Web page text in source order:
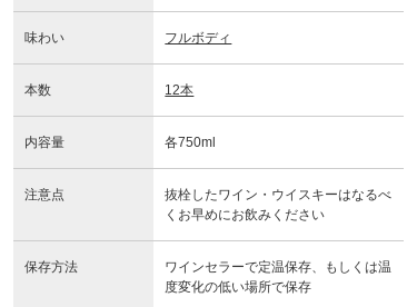
味わい フルボディ
本数 12本
内容量 各750ml
注意点
抜栓したワイン・ウイスキーはなるべ
くお早めにお飲みください
保存方法
ワインセラーで定温保存、もしくは温
度変化の低い場所で保存